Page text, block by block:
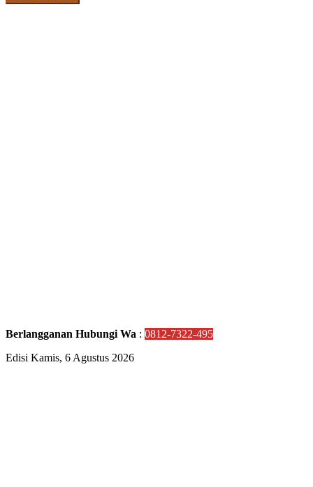
Berlangganan Hubungi Wa : 0812-7322-495
Edisi Kamis, 6 Agustus 2026